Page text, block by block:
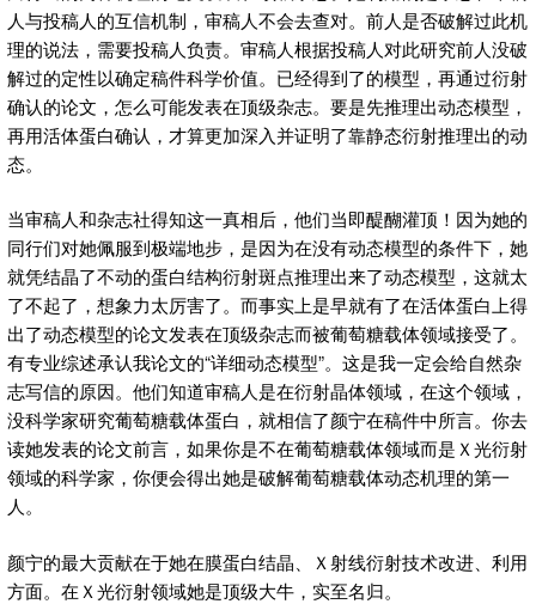
人与投稿人的互信机制，审稿人不会去查对。前人是否破解过此机
理的说法，需要投稿人负责。审稿人根据投稿人对此研究前人没破
解过的定性以确定稿件科学价值。已经得到了的模型，再通过衍射
确认的论文，怎么可能发表在顶级杂志。要是先推理出动态模型，
再用活体蛋白确认，才算更加深入并证明了靠静态衍射推理出的动
态。
当审稿人和杂志社得知这一真相后，他们当即醍醐灌顶！因为她的
同行们对她佩服到极端地步，是因为在没有动态模型的条件下，她
就凭结晶了不动的蛋白结构衍射斑点推理出来了动态模型，这就太
了不起了，想象力太厉害了。而事实上是早就有了在活体蛋白上得
出了动态模型的论文发表在顶级杂志而被葡萄糖载体领域接受了。
有专业综述承认我论文的“详细动态模型”。这是我一定会给自然杂
志写信的原因。他们知道审稿人是在衍射晶体领域，在这个领域，
没科学家研究葡萄糖载体蛋白，就相信了颜宁在稿件中所言。你去
读她发表的论文前言，如果你是不在葡萄糖载体领域而是Ｘ光衍射
领域的科学家，你便会得出她是破解葡萄糖载体动态机理的第一
人。
颜宁的最大贡献在于她在膜蛋白结晶、Ｘ射线衍射技术改进、利用
方面。在Ｘ光衍射领域她是顶级大牛，实至名归。